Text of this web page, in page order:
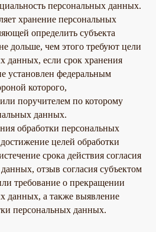
персональных данных.
хранение персональных
определить субъекта
дольше, чем этого требуют цели
данных, если срок хранения
установлен федеральным
которого,
поручителем по которому
данных.
обработки персональных
целей обработки
срока действия согласия
отзыв согласия субъектом
требование о прекращении
данных, а также выявление
персональных данных.